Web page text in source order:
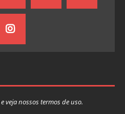
e veja nossos termos de uso.